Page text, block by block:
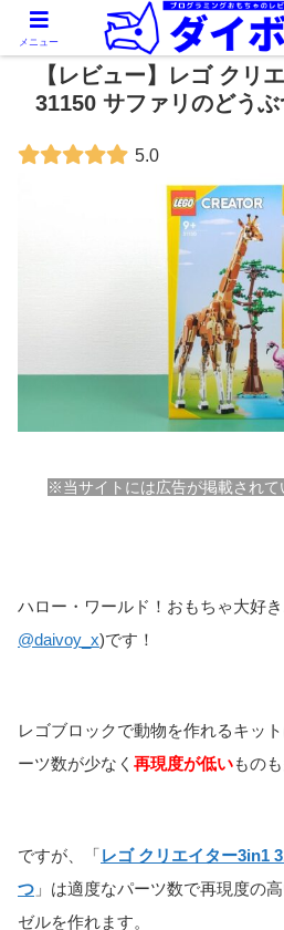
【レビュー】レゴ クリ
31150 サファリのどうぶ
5.0
※当サイトには広告が掲載されて
ハロー・ワールド！おもちゃ大好
@daivoy_x)です！
レゴブロックで動物を作れるキッ
ーツ数が少なく 再現度が低いもの
ですが、「レゴ クリエイター3in1
つ 」は適度なパーツ数で再現度の
ゼルを作れます。
メニュー